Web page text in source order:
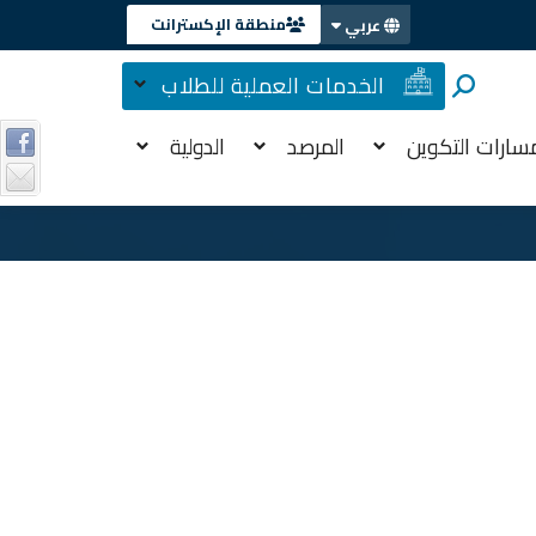
عربي منطقة الإكسترانت
الخدمات العملية للطلاب
التكوين المرصد الدولية